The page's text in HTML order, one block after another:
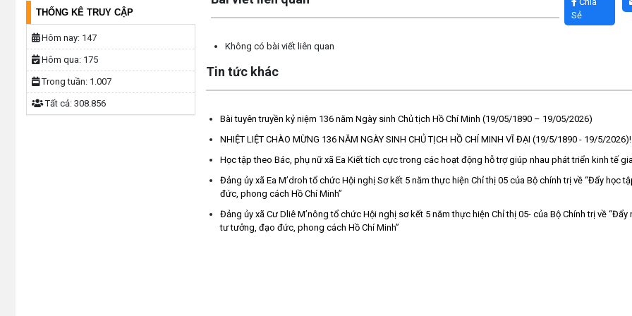
THỐNG KÊ TRUY CẬP
Hôm nay: 147
Hôm qua: 175
Trong tuần: 1.007
Tất cả: 308.856
Sẻ
Không có bài viết liên quan
Tin tức khác
Bài tuyên truyền kỷ niệm 136 năm Ngày sinh Chủ tịch Hồ Chí Minh (19/05/1890 – 19/05/2026)
NHIỆT LIỆT CHÀO MỪNG 136 NĂM NGÀY SINH CHỦ TỊCH HỒ CHÍ MINH VĨ ĐẠI (19/5/1890 - 19/5/2026)!
Học tập theo Bác, phụ nữ xã Ea Kiết tích cực trong các hoạt động hỗ trợ giúp nhau phát triển kinh tế
Đảng ủy xã Ea M’droh tổ chức Hội nghị Sơ kết 5 năm thực hiện Chỉ thị 05 của Bộ chính trị về “Đẩy học
đức, phong cách Hồ Chí Minh”
Đảng ủy xã Cư Dliê M’nông tổ chức Hội nghị sơ kết 5 năm thực hiện Chỉ thị 05- của Bộ Chính trị về
tư tưởng, đạo đức, phong cách Hồ Chí Minh”